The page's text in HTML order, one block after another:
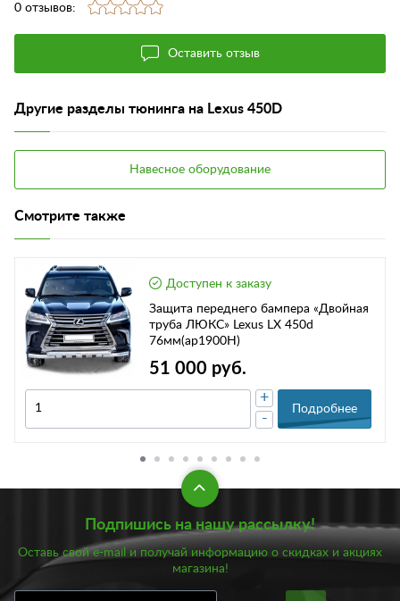
0 отзывов:
Оставить отзыв
Другие разделы тюнинга на Lexus 450D
Навесное оборудование
Смотрите также
Доступен к заказу
Защита переднего бампера «Двойная
труба ЛЮКС» Lexus LX 450d
76мм(ар1900Н)
51 000 руб.
-
+
Подробнее
Подпишись на нашу рассылку!
Оставь свой e-mail и получай информацию о скидках и акциях
магазина!